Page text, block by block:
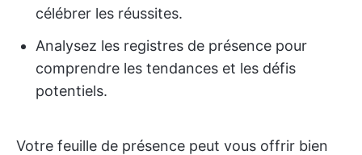
célébrer les réussites.
Analysez les registres de présence pour
comprendre les tendances et les défis
potentiels.
Votre feuille de présence peut vous offrir bien